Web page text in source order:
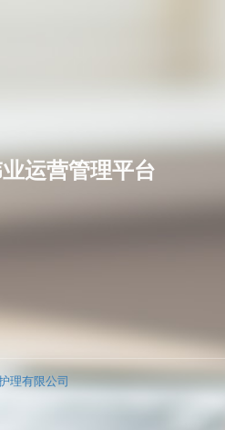
运营管理平台
理有限公司